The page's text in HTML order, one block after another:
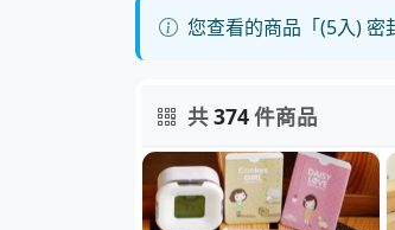
您查看的商品「(5入) 密
共374件商品